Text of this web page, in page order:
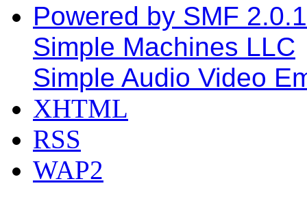
Powered by SMF
Simple Machines LLC
Simple Audio Video
XHTML
RSS
WAP2